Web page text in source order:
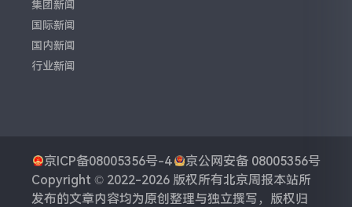
集团新闻
国际新闻
国内新闻
行业新闻
京ICP备08005356号-4
京公网安备 08005356号
Copyright © 2022-2026 版权所有北京周报本站所
发布的文章内容均为原创整理与独立撰写，版权归